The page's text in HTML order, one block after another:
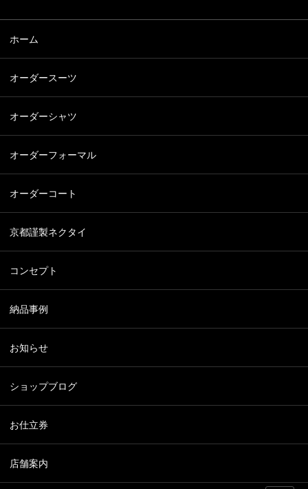
ホーム
オーダースーツ
オーダーシャツ
オーダーフォーマル
オーダーコート
京都謹製ネクタイ
コンセプト
納品事例
お知らせ
ショップブログ
お仕立券
店舗案内